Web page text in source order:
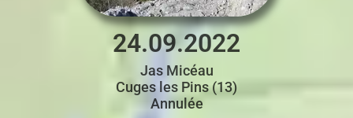
24.09.2022
Jas Micéau
Cuges les Pins (13)
Annulée